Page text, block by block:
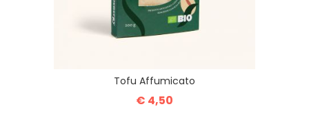
Tofu Affumicato
€ 4,50